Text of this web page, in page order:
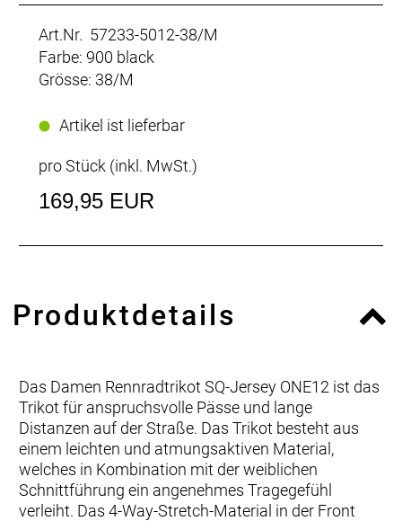
Art.Nr. 57233-5012-38/M
Farbe: 900 black
Grösse: 38/M
Artikel ist lieferbar
pro Stück (inkl. MwSt.)
169,95 EUR
Produktdetails
Das Damen Rennradtrikot SQ-Jersey ONE12 ist das
Trikot für anspruchsvolle Pässe und lange
Distanzen auf der Straße. Das Trikot besteht aus
einem leichten und atmungsaktiven Material,
welches in Kombination mit der weiblichen
Schnittführung ein angenehmes Tragegefühl
verleiht. Das 4-Way-Stretch-Material in der Front